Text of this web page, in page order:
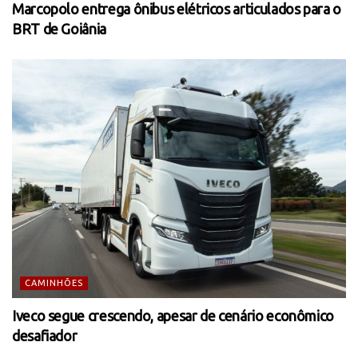
Marcopolo entrega ônibus elétricos articulados para o
BRT de Goiânia
CAMINHÕES
Iveco segue crescendo, apesar de cenário econômico
desafiador